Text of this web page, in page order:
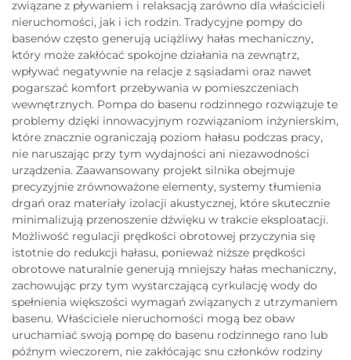
związane z pływaniem i relaksacją zarówno dla właścicieli
nieruchomości, jak i ich rodzin. Tradycyjne pompy do
basenów często generują uciążliwy hałas mechaniczny,
który może zakłócać spokojne działania na zewnątrz,
wpływać negatywnie na relacje z sąsiadami oraz nawet
pogarszać komfort przebywania w pomieszczeniach
wewnętrznych. Pompa do basenu rodzinnego rozwiązuje te
problemy dzięki innowacyjnym rozwiązaniom inżynierskim,
które znacznie ograniczają poziom hałasu podczas pracy,
nie naruszając przy tym wydajności ani niezawodności
urządzenia. Zaawansowany projekt silnika obejmuje
precyzyjnie zrównoważone elementy, systemy tłumienia
drgań oraz materiały izolacji akustycznej, które skutecznie
minimalizują przenoszenie dźwięku w trakcie eksploatacji.
Możliwość regulacji prędkości obrotowej przyczynia się
istotnie do redukcji hałasu, ponieważ niższe prędkości
obrotowe naturalnie generują mniejszy hałas mechaniczny,
zachowując przy tym wystarczającą cyrkulację wody do
spełnienia większości wymagań związanych z utrzymaniem
basenu. Właściciele nieruchomości mogą bez obaw
uruchamiać swoją pompę do basenu rodzinnego rano lub
późnym wieczorem, nie zakłócając snu członków rodziny